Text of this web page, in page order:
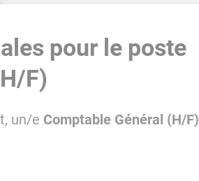
pour le poste
F)
un/e Comptable Général (H/F)